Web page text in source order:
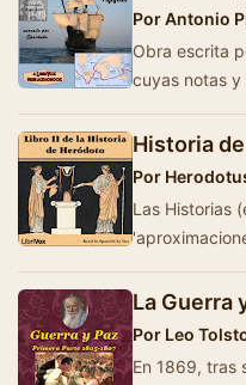
PorAntonio
Obra escrita
cuyas notas y
Historia
Por
Las Historias
La Guerra
Por Leo
En 1869, tras